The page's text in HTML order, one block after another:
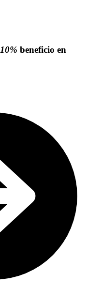
10% beneficio en